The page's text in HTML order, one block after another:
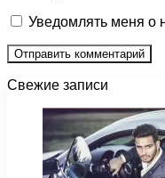
Уведомлять меня о
Свежие записи